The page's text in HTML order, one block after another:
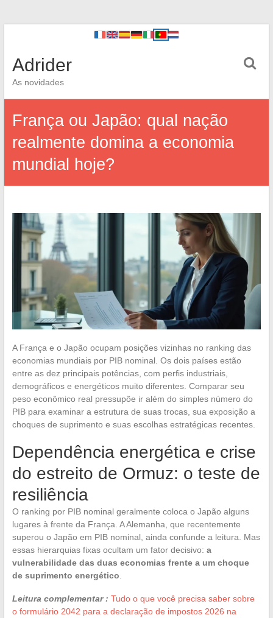
Adrider
As novidades
França ou Japão: qual nação
realmente domina a economia
mundial hoje?
A França e o Japão ocupam posições vizinhas no ranking das
economias mundiais por PIB nominal. Os dois países estão
entre as dez principais potências, com perfis industriais,
demográficos e energéticos muito diferentes. Comparar seu
peso econômico real pressupõe ir além do simples número do
PIB para examinar a estrutura de suas trocas, sua exposição a
choques de suprimento e suas escolhas estratégicas recentes.
Dependência energética e crise
do estreito de Ormuz: o teste de
resiliência
O ranking por PIB nominal geralmente coloca o Japão alguns
lugares à frente da França. A Alemanha, que recentemente
superou o Japão em PIB nominal, ainda confunde a leitura. Mas
essas hierarquias fixas ocultam um fator decisivo: a
vulnerabilidade das duas economias frente a um choque
de suprimento energético
Leitura complementar : Tudo o que você precisa saber sobre
o formulário 2042 para a declaração de impostos 2026 na